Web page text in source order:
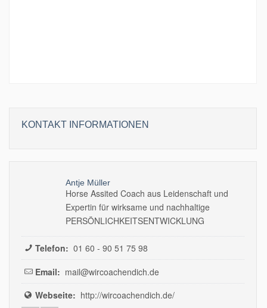
KONTAKT INFORMATIONEN
Antje Müller
Horse Assited Coach aus Leidenschaft und
Expertin für wirksame und nachhaltige
PERSÖNLICHKEITSENTWICKLUNG
Telefon: 01 60 - 90 51 75 98
Email: mail@wircoachendich.de
Webseite: http://wircoachendich.de/